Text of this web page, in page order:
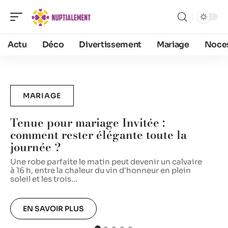
Actu Déco Divertissement Mariage
MARIAGE
Tenue pour mariage Invitée :
comment rester élégante toute la
journée ?
Une robe parfaite le matin peut devenir un calvaire
à 16 h, entre la chaleur du vin d'honneur en plein
soleil et les trois…
EN SAVOIR PLUS